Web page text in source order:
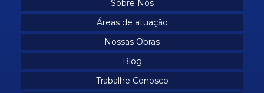
Prestação de serviços industriais
Projetos de construção de casas
Sobre Nós
Áreas de atuação
Nossas Obras
Blog
Trabalhe Conosco